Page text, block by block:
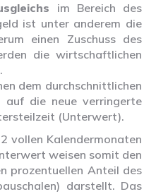
im Bereich des
ist unter anderem die
einen Zuschuss des
die wirtschaftlichen
dem durchschnittlichen
die neue verringerte
(Unterwert).
vollen Kalendermonaten
weisen somit den
prozentuellen Anteil des
darstellt. Das